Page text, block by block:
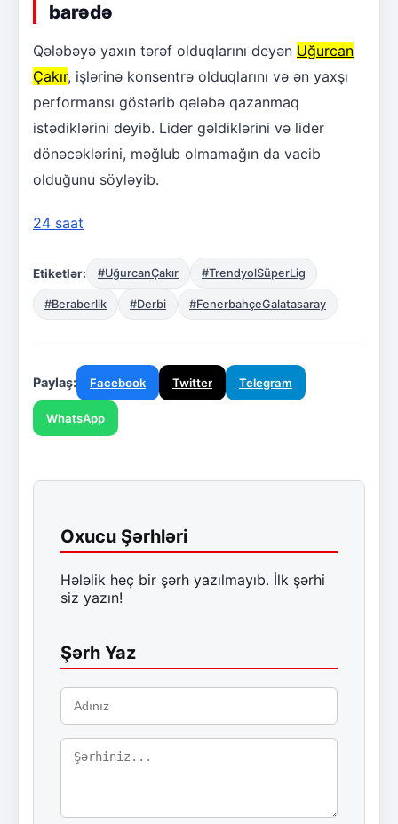
barədə
Qələbəyə yaxın tərəf olduqlarını deyən Uğurcan
Çakır, işlərinə konsentrə olduqlarını və ən yaxşı
performansı göstərib qələbə qazanmaq
istədiklərini deyib. Lider gəldiklərini və lider
dönəcəklərini, məğlub olmamağın da vacib
olduğunu söyləyib.
24 saat
Etiketlər: #UğurcanÇakır #TrendyolSüperLig
#Beraberlik #Derbi #FenerbahçeGalatasaray
Paylaş: Facebook Twitter Telegram
WhatsApp
Oxucu Şərhləri
Hələlik heç bir şərh yazılmayıb. İlk şərhi
siz yazın!
Şərh Yaz